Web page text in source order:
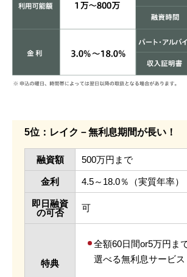
5位：レイク－無利息期間が長い！
融資額 500万円まで
金利 4.5～18.0％（実質年率）
即日融資
の可否
可
特典
全額60日間or5万円ま
選べる無利息サービス